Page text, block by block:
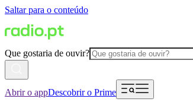
Saltar para o conteúdo
Que gostaria de ouvir?
Abrir o appDescobrir o Prime